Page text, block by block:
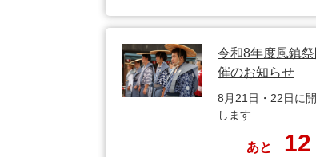
令和8年度風鎮祭
催のお知らせ
8月21日・22日に
します
あと 12